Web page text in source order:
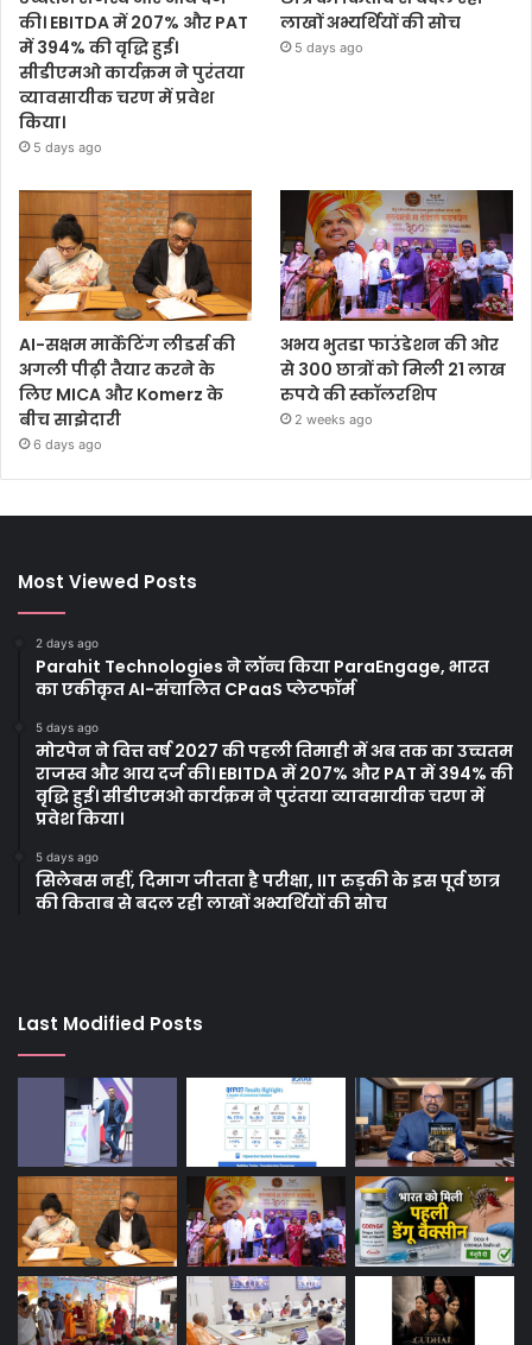
की। EBITDA में 207% और PAT
में 394% की वृद्धि हुई।
सीडीएमओ कार्यक्रम ने पुरंतया
व्यावसायीक चरण में प्रवेश
किया।
5 days ago
लाखों अभ्यर्थियों की सोच
5 days ago
AI-सक्षम मार्केटिंग लीडर्स की
अगली पीढ़ी तैयार करने के
लिए MICA और Komerz के
बीच साझेदारी
6 days ago
अभय भुतडा फाउंडेशन की ओर
से 300 छात्रों को मिली 21 लाख
रुपये की स्कॉलरशिप
2 weeks ago
Most Viewed Posts
2 days ago
Parahit Technologies ने लॉन्च किया ParaEngage, भारत
का एकीकृत AI-संचालित CPaaS प्लेटफॉर्म
5 days ago
मोरपेन ने वित्त वर्ष 2027 की पहली तिमाही में अब तक का उच्चतम
राजस्व और आय दर्ज की। EBITDA में 207% और PAT में 394% की
वृद्धि हुई। सीडीएमओ कार्यक्रम ने पुरंतया व्यावसायीक चरण में
प्रवेश किया।
5 days ago
सिलेबस नहीं, दिमाग जीतता है परीक्षा, IIT रुड़की के इस पूर्व छात्र
की किताब से बदल रही लाखों अभ्यर्थियों की सोच
Last Modified Posts